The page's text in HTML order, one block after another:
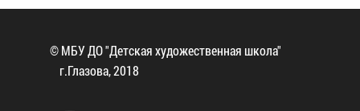
© МБУ ДО "Детская художественная школа"
г.Глазова, 2018